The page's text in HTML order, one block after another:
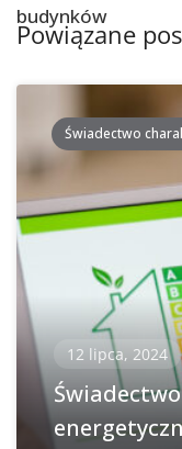
budynków
Powiązane
Świadectwo
12 lipca, 2024